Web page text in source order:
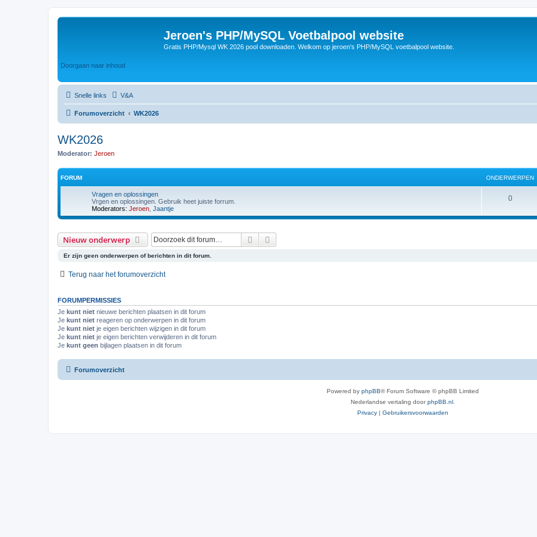
Jeroen's PHP/MySQL Voetbalpool website
Gratis PHP/Mysql WK 2026 pool downloaden. Welkom op jeroen's PHP/MySQL voetbalpool website.
Doorgaan naar inhoud
Snelle links V&A
Forumoverzicht WK2026
WK2026
Moderator: Jeroen
FORUM ONDERWERPEN
Vragen en oplossingen
Vrgen en oplossingen. Gebruik heet juiste forrum.
Moderators: Jeroen Jaantje
0O
r
Nieuw onderwerp Zoek
Er zijn geen onderwerpen of berichten in dit forum.
Terug naar het forumoverzicht
FORUMPERMISSIES
Je kunt niet nieuwe berichten plaatsen in dit forum
Je kunt niet reageren op onderwerpen in dit forum
Je kunt niet je eigen berichten wijzigen in dit forum
Je kunt niet je eigen berichten verwijderen in dit forum
Je kunt geen bijlagen plaatsen in dit forum
Forumoverzicht
Powered by phpBB® Forum Software © phpBB Limited
Nederlandse vertaling doorphpBB.nl
Privacy | Gebruikersvoorwaarden